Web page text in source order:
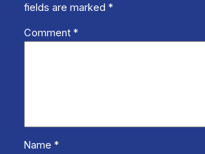
fields are marked *
Comment *
Name *